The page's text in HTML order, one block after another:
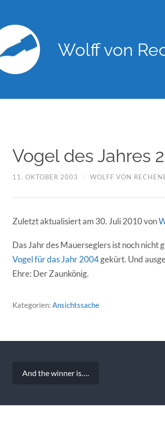
Wolff von
Vogel des Jahres
11. OKTOBER 2003 / WOLFF VON
Zuletzt aktualisiert am 30. Juli 2010 von
Das Jahr des Mauerseglers ist noch
Vogel für das Jahr 2004gekürt. Und
Ehre: Der Zaunkönig.
Kategorien: Ansichtssache
And the winner is….